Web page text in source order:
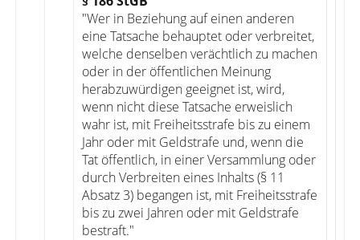
"Wer in Beziehung auf einen anderen
eine Tatsache behauptet oder verbreitet,
welche denselben verächtlich zu machen
oder in der öffentlichen Meinung
herabzuwürdigen geeignet ist, wird,
wenn nicht diese Tatsache erweislich
wahr ist, mit Freiheitsstrafe bis zu einem
Jahr oder mit Geldstrafe und, wenn die
Tat öffentlich, in einer Versammlung oder
durch Verbreiten eines Inhalts (§ 11
Absatz 3) begangen ist, mit Freiheitsstrafe
bis zu zwei Jahren oder mit Geldstrafe
bestraft."